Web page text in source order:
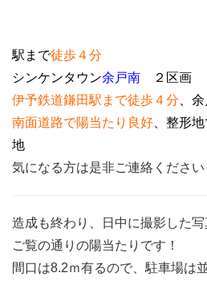
駅まで徒歩４分
シンケンタウン余戸南 ２区画
伊予鉄道鎌田駅まで徒歩４分 、
南面道路で陽当たり良好 、整形
地
気になる方は是非ご連絡ください
造成も終わり、日中に撮影した写
ご覧の通りの陽当たりです！
間口は8.2ｍ有るので、駐車場は